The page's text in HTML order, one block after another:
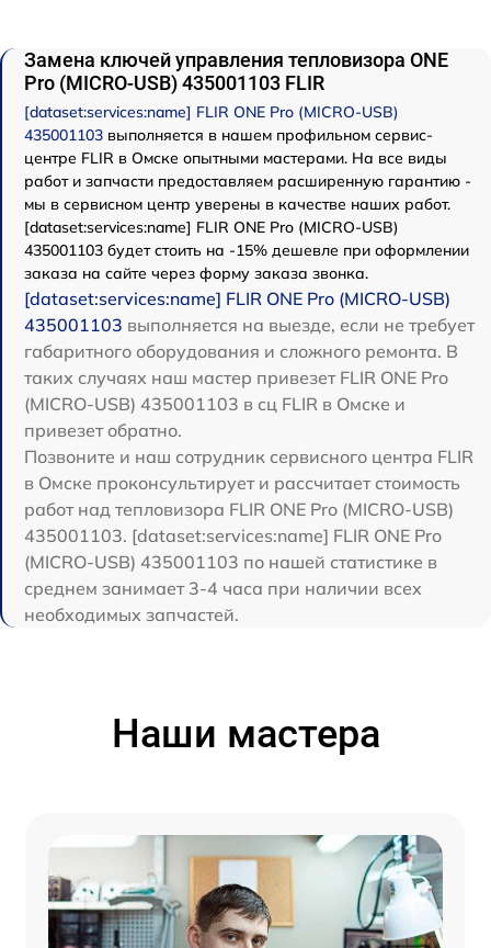
Замена ключей управления тепловизора ONE
Pro (MICRO-USB) 435001103 FLIR
[dataset:services:name] FLIR ONE Pro (MICRO-USB)
435001103 выполняется в нашем профильном сервис-
центре FLIR в Омске опытными мастерами. На все виды
работ и запчасти предоставляем расширенную гарантию -
мы в сервисном центр уверены в качестве наших работ.
[dataset:services:name] FLIR ONE Pro (MICRO-USB)
435001103 будет стоить на -15% дешевле при оформлении
заказа на сайте через форму заказа звонка.
[dataset:services:name] FLIR ONE Pro (MICRO-USB)
435001103 выполняется на выезде, если не требует
габаритного оборудования и сложного ремонта. В
таких случаях наш мастер привезет FLIR ONE Pro
(MICRO-USB) 435001103 в сц FLIR в Омске и
привезет обратно.
Позвоните и наш сотрудник сервисного центра FLIR
в Омске проконсультирует и рассчитает стоимость
работ над тепловизора FLIR ONE Pro (MICRO-USB)
435001103. [dataset:services:name] FLIR ONE Pro
(MICRO-USB) 435001103 по нашей статистике в
среднем занимает 3-4 часа при наличии всех
необходимых запчастей.
Наши мастера